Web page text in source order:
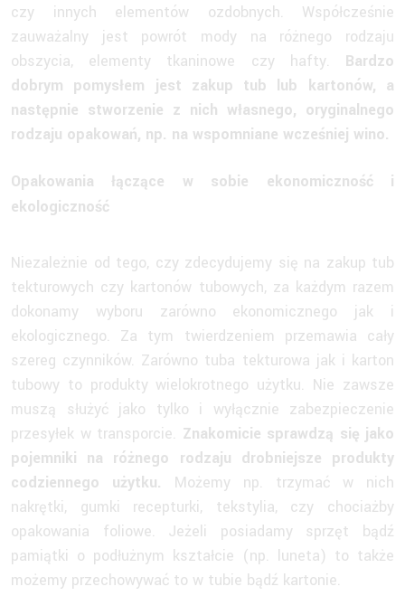
czy innych elementów ozdobnych. Współcześnie
zauważalny jest powrót mody na różnego rodzaju
obszycia, elementy tkaninowe czy hafty. Bardzo
dobrym pomysłem jest zakup tub lub kartonów, a
następnie stworzenie z nich własnego, oryginalnego
rodzaju opakowań, np. na wspomniane wcześniej wino.
Opakowania łączące w sobie ekonomiczność i
ekologiczność
Niezależnie od tego, czy zdecydujemy się na zakup tub
tekturowych czy kartonów tubowych, za każdym razem
dokonamy wyboru zarówno ekonomicznego jak i
ekologicznego. Za tym twierdzeniem przemawia cały
szereg czynników. Zarówno tuba tekturowa jak i karton
tubowy to produkty wielokrotnego użytku. Nie zawsze
muszą służyć jako tylko i wyłącznie zabezpieczenie
przesyłek w transporcie. Znakomicie sprawdzą się jako
pojemniki na różnego rodzaju drobniejsze produkty
codziennego użytku. Możemy np. trzymać w nich
nakrętki, gumki recepturki, tekstylia, czy chociażby
opakowania foliowe. Jeżeli posiadamy sprzęt bądź
pamiątki o podłużnym kształcie (np. luneta) to także
możemy przechowywać to w tubie bądź kartonie.